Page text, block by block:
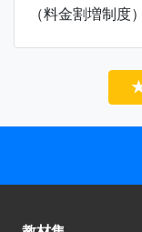
（料金割増制度）
★